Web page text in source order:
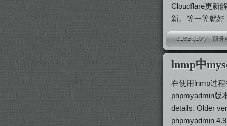
Cloudflare更新
新。等一等就
-服务
lnmp中
在使用lnmp过
phpmyadmin版
details. Older
phpmyadmin